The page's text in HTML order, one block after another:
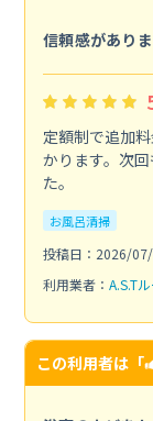
信頼感があり
定額制で追加
かります。次
た。
お風呂清掃
投稿日：2026/
利用業者： A.S.T
この利用者は「